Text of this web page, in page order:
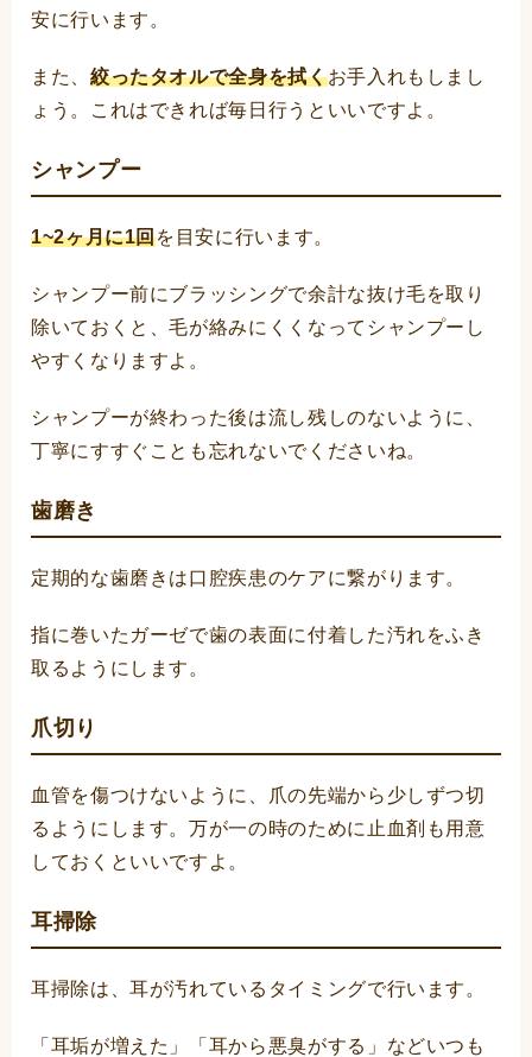
安に行います。
また、 絞ったタオルで全身を拭くお手入れもしまし
ょう。これはできれば毎日行うといいですよ。
シャンプー
1~2ヶ月に1回を目安に行います。
シャンプー前にブラッシングで余計な抜け毛を取り
除いておくと、毛が絡みにくくなってシャンプーし
やすくなりますよ。
シャンプーが終わった後は流し残しのないように、
丁寧にすすぐことも忘れないでくださいね。
歯磨き
定期的な歯磨きは口腔疾患のケアに繋がります。
指に巻いたガーゼで歯の表面に付着した汚れをふき
取るようにします。
爪切り
血管を傷つけないように、爪の先端から少しずつ切
るようにします。万が一の時のために止血剤も用意
しておくといいですよ。
耳掃除
耳掃除は、耳が汚れているタイミングで行います。
「耳垢が増えた」「耳から悪臭がする」などいつも